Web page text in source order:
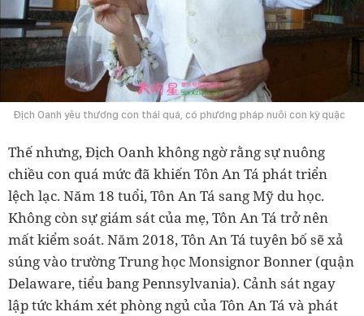
Địch Oanh yêu thương con thái quá, có phương pháp nuôi con kỳ quặc
Thế nhưng, Địch Oanh không ngờ rằng sự nuông
chiều con quá mức đã khiến Tôn An Tá phát triển
lệch lạc. Năm 18 tuổi, Tôn An Tá sang Mỹ du học.
Không còn sự giám sát của mẹ, Tôn An Tá trở nên
mất kiểm soát. Năm 2018, Tôn An Tá tuyên bố sẽ xả
súng vào trường Trung học Monsignor Bonner (quận
Delaware, tiểu bang Pennsylvania). Cảnh sát ngay
lập tức khám xét phòng ngủ của Tôn An Tá và phát